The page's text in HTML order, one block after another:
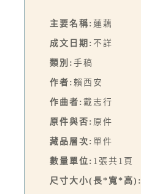
主要名稱: 蓮藕
成文日期: 不詳
類別: 手稿
作者: 賴西安
作曲者: 戴志行
原件與否: 原件
藏品層次: 單件
數量單位: 1張共1頁
尺寸大小(長*寬*高):